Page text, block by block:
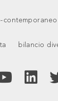
bilancio